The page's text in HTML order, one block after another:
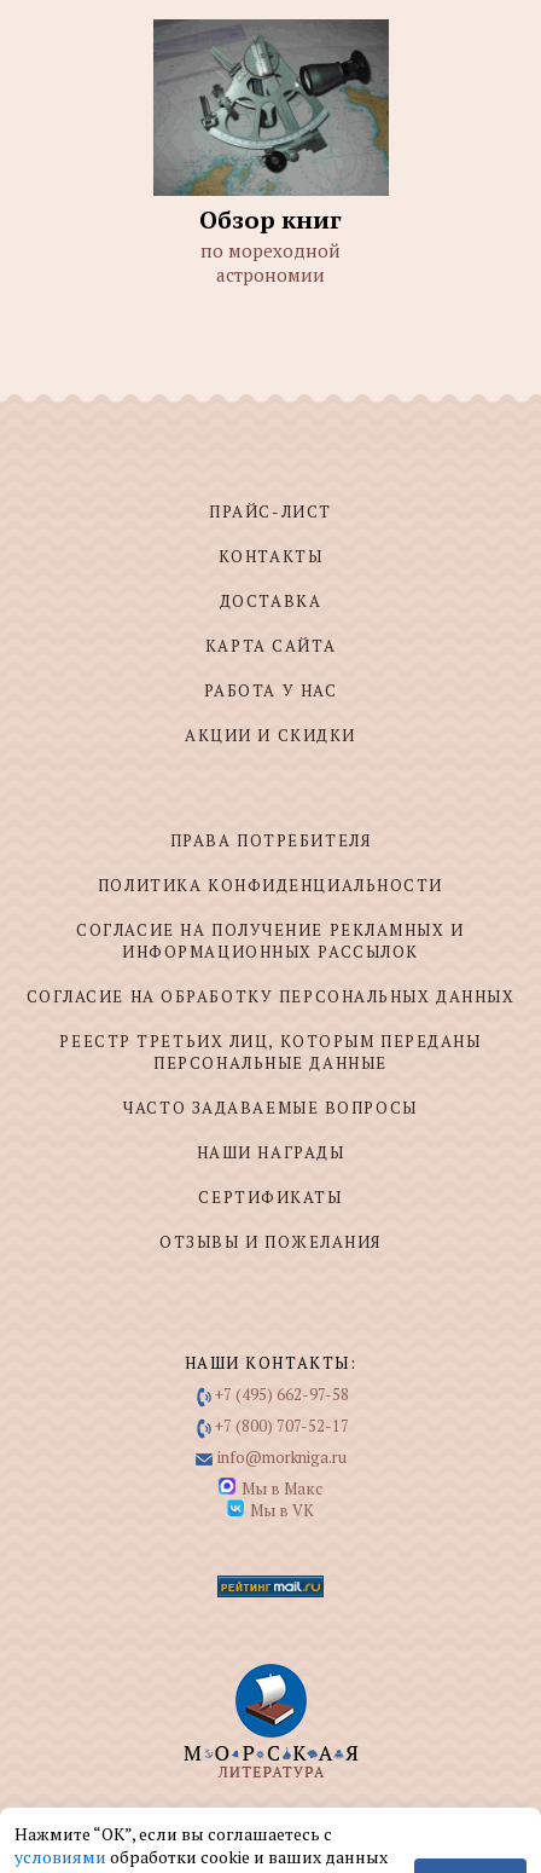
Обзор книг
по мореходной
астрономии
ПРАЙС-ЛИСТ
КОНТАКТЫ
ДОСТАВКА
КАРТА САЙТА
РАБОТА У НАС
АКЦИИ И СКИДКИ
ПРАВА ПОТРЕБИТЕЛЯ
ПОЛИТИКА КОНФИДЕНЦИАЛЬНОСТИ
СОГЛАСИЕ НА ПОЛУЧЕНИЕ РЕКЛАМНЫХ И
ИНФОРМАЦИОННЫХ РАССЫЛОК
СОГЛАСИЕ НА ОБРАБОТКУ ПЕРСОНАЛЬНЫХ ДАННЫХ
РЕЕСТР ТРЕТЬИХ ЛИЦ, КОТОРЫМ ПЕРЕДАНЫ
ПЕРСОНАЛЬНЫЕ ДАННЫЕ
ЧАСТО ЗАДАВАЕМЫЕ ВОПРОСЫ
НАШИ НАГРАДЫ
СЕРТИФИКАТЫ
ОТЗЫВЫ И ПОЖЕЛАНИЯ
НАШИ КОНТАКТЫ:
+7 (495) 662-97-58
+7 (800) 707-52-17
info@morkniga.ru
Мы в Макс
Мы в VK
ООО "МОРКНИГА" занимается изданием и
реализацией книг на морскую тематику.
Нажмите “ОК”, если вы соглашаетесь с
условиями обработки cookie и ваших данных